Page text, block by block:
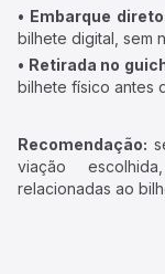
• Embarque
bilhete digital, sem
• Retirada no
bilhete físico antes
Recomendação:
viação
relacionadas ao